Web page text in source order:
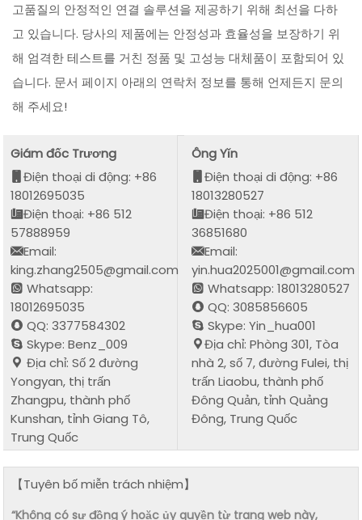
고품질의 안정적인 연결 솔루션을 제공하기 위해 최선을 다하
고 있습니다. 당사의 제품에는 안정성과 효율성을 보장하기 위
해 엄격한 테스트를 거친 정품 및 고성능 대체품이 포함되어 있
습니다. 문서 페이지 아래의 연락처 정보를 통해 언제든지 문의
해 주세요!
Giám đốc Trương
Điện thoại di động: +86
18012695035
Điện thoại: +86 512
57888959
Email:
king.zhang2505@gmail.com
Whatsapp:
18012695035
QQ: 3377584302
Skype: Benz_009
Địa chỉ: Số 2 đường
Yongyan, thị trấn
Zhangpu, thành phố
Kunshan, tỉnh Giang Tô,
Trung Quốc
Ông Yǐn
Điện thoại di động: +86
18013280527
Điện thoại: +86 512
36851680
Email:
yin.hua2025001@gmail.com
Whatsapp: 18013280527
QQ: 3085856605
Skype: Yin_hua001
Địa chỉ: Phòng 301, Tòa
nhà 2, số 7, đường Fulei, thị
trấn Liaobu, thành phố
Đông Quản, tỉnh Quảng
Đông, Trung Quốc
【Tuyên bố miễn trách nhiệm】
“Không có sự đồng ý hoặc ủy quyền từ trang web này,